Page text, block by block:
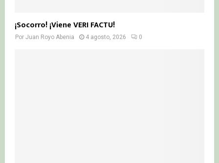
¡Socorro! ¡Viene VERI FACTU!
Por Juan Royo Abenia 4 agosto, 2026 0